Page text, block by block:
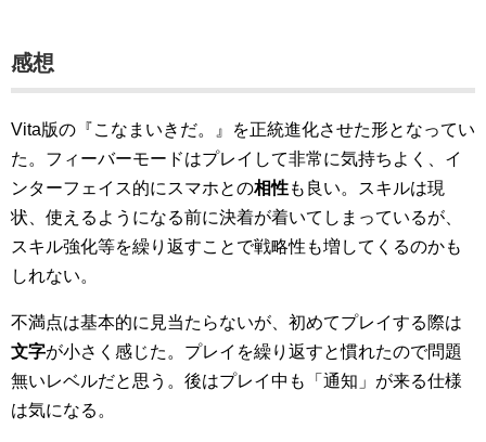
感想
Vita版の『こなまいきだ。』を正統進化させた形となってい
た。フィーバーモードはプレイして非常に気持ちよく、イ
ンターフェイス的にスマホとの相性も良い。スキルは現
状、使えるようになる前に決着が着いてしまっているが、
スキル強化等を繰り返すことで戦略性も増してくるのかも
しれない。
不満点は基本的に見当たらないが、初めてプレイする際は
文字が小さく感じた。プレイを繰り返すと慣れたので問題
無いレベルだと思う。後はプレイ中も「通知」が来る仕様
は気になる。